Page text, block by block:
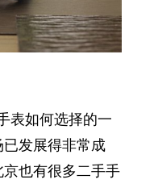
表如何选择的一
发展得非常成
也有很多二手手